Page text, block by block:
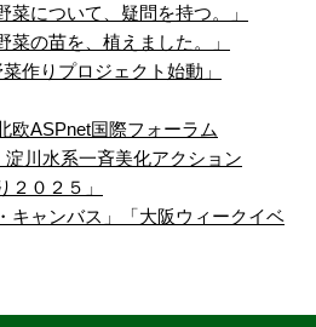
について、疑問を持つ。」
の苗を、植えました。」
作りプロジェクト始動」
ASPnet国際フォーラム
川水系一斉美化アクション
０２５」
キャンバス」「大阪ウィークイベ